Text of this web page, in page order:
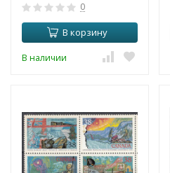
0
В корзину
В наличии